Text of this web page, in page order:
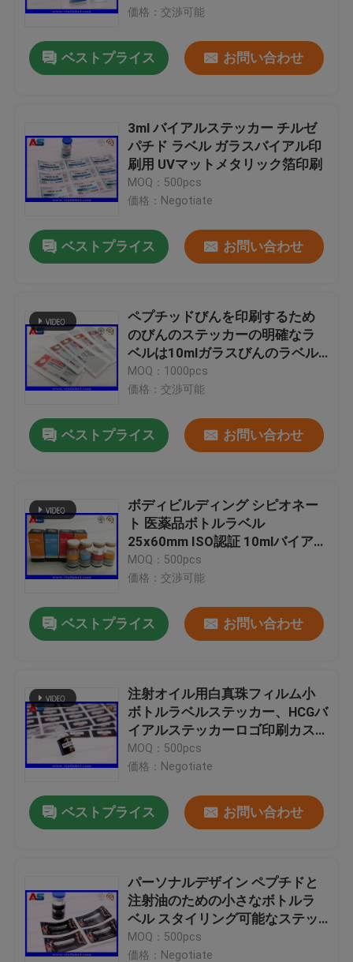
工場旅行
私達に連絡しなさい
引用を要求しなさい
10mL ガラスびんのラベル
小さいびんのラベル
注文のレーザー光線写真ステッカー
小さいガラス ガラスびん
帽子を離れたフリップ
プラスチック薬瓶
アルミ箔の袋
プラスチックまめの包装
注文の化粧品のラベル
薬剤のガラス製アンプル
手動ガラスびんのひだ付け装置
注文のリーフレットの印刷
価格：交渉可能
ベストプライス お問い合わせ
3ml バイアルステッカー チルゼ
パチド ラベル ガラスバイアル印
刷用 UVマットメタリック箔印刷
MOQ：500pcs
価格：Negotiate
ベストプライス お問い合わせ
ペプチッドびんを印刷するため
のびんのステッカーの明確なラ
ベルは10mlガラスびんのラベル
を小さいびんのラベルと分類す
る
MOQ：1000pcs
価格：交渉可能
ベストプライス お問い合わせ
ボディビルディング シピオネー
ト 医薬品ボトルラベル
25x60mm ISO認証 10mlバイアル
用
MOQ：500pcs
価格：交渉可能
ベストプライス お問い合わせ
注射オイル用白真珠フィルム小
ボトルラベルステッカー、HCGバ
イアルステッカーロゴ印刷カス
タマイズ
MOQ：500pcs
価格：Negotiate
ベストプライス お問い合わせ
パーソナルデザイン ペプチドと
注射油のための小さなボトルラ
ベル スタイリング可能なステッ
カー
MOQ：500pcs
価格：Negotiate